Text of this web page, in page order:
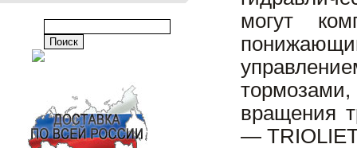
могут
вращения
—